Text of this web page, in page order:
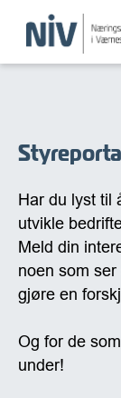
Har du lyst til
utvikle
Meld din
noen som
gjøre en
Og for de
under!